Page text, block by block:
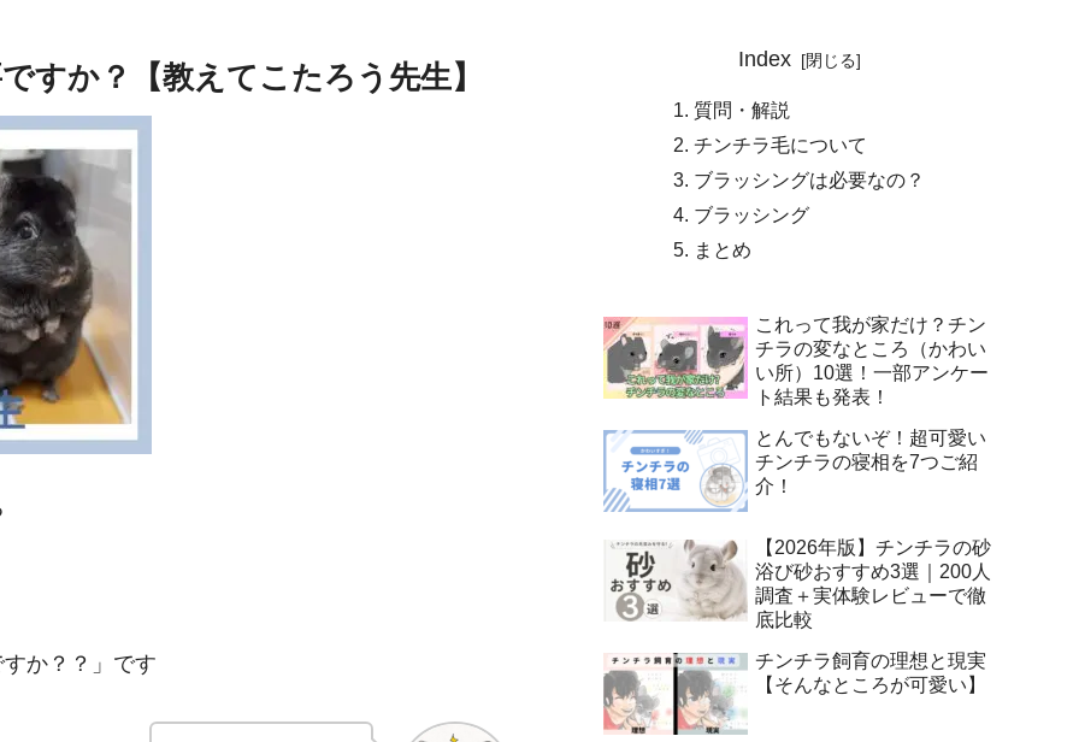
すか？【教えてこたろう先生】
か？？」です
Index
質問・解説
チンチラ毛について
ブラッシングは必要なの？
ブラッシング
まとめ
これって我が家だけ？チン
チラの変なところ（かわい
い所）10選！一部アンケー
ト結果も発表！
とんでもないぞ！超可愛い
チンチラの寝相を7つご紹
介！
【2026年版】チンチラの砂
浴び砂おすすめ3選｜200人
調査＋実体験レビューで徹
底比較
チンチラ飼育の理想と現実
【そんなところが可愛い】